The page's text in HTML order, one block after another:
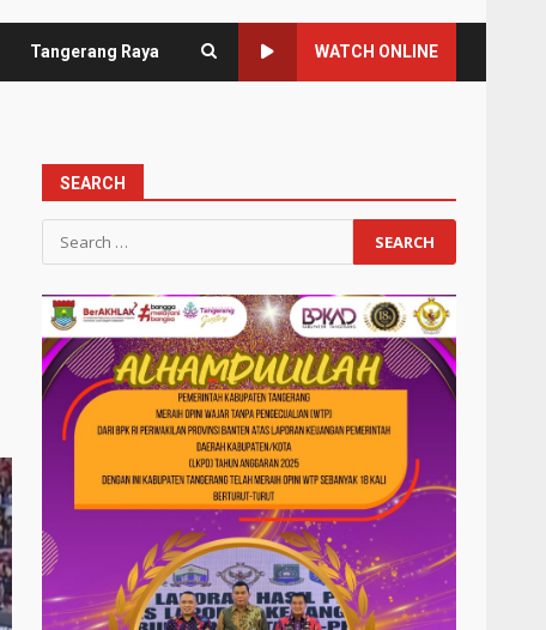
Tangerang Raya WATCH ONLINE
SEARCH
Search
for: